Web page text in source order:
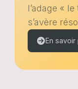
l’adage «
s’avère
En savoir